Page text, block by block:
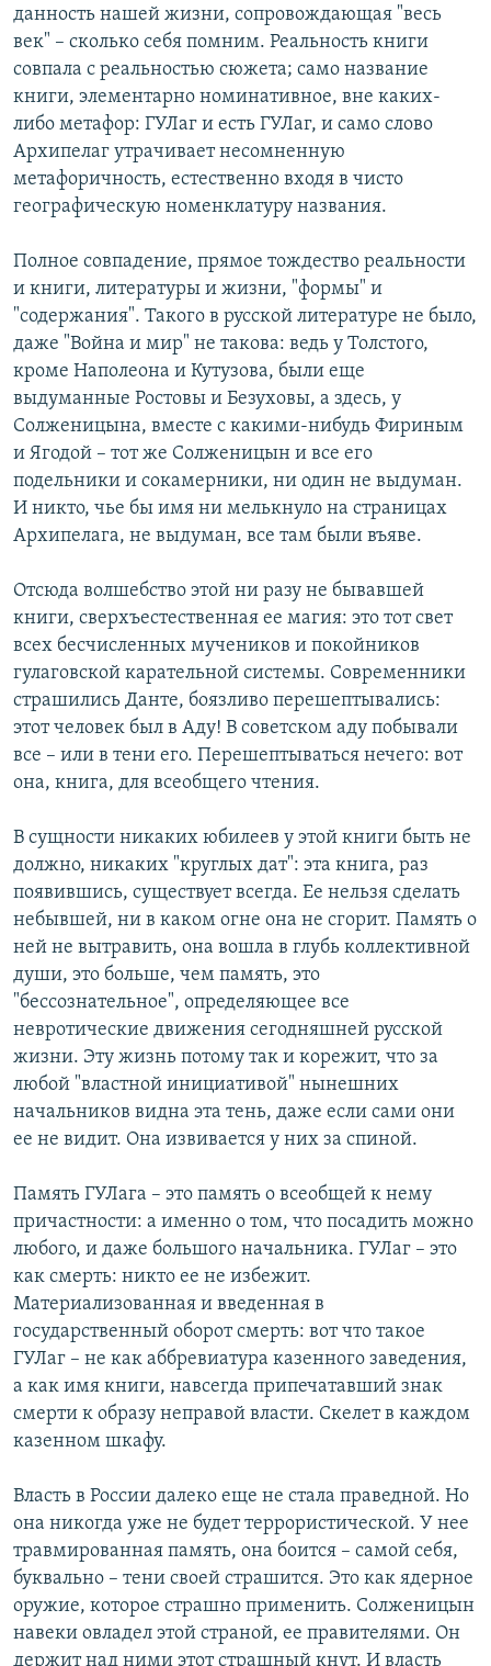
данность нашей жизни, сопровождающая "весь
век" – сколько себя помним. Реальность книги
совпала с реальностью сюжета; само название
книги, элементарно номинативное, вне каких-
либо метафор: ГУЛаг и есть ГУЛаг, и само слово
Архипелаг утрачивает несомненную
метафоричность, естественно входя в чисто
географическую номенклатуру названия.
Полное совпадение, прямое тождество реальности
и книги, литературы и жизни, "формы" и
"содержания". Такого в русской литературе не было,
даже "Война и мир" не такова: ведь у Толстого,
кроме Наполеона и Кутузова, были еще
выдуманные Ростовы и Безуховы, а здесь, у
Солженицына, вместе с какими-нибудь Фириным
и Ягодой – тот же Солженицын и все его
подельники и сокамерники, ни один не выдуман.
И никто, чье бы имя ни мелькнуло на страницах
Архипелага, не выдуман, все там были въяве.
Отсюда волшебство этой ни разу не бывавшей
книги, сверхъестественная ее магия: это тот свет
всех бесчисленных мучеников и покойников
гулаговской карательной системы. Современники
страшились Данте, боязливо перешептывались:
этот человек был в Аду! В советском аду побывали
все – или в тени его. Перешептываться нечего: вот
она, книга, для всеобщего чтения.
В сущности никаких юбилеев у этой книги быть не
должно, никаких "круглых дат": эта книга, раз
появившись, существует всегда. Ее нельзя сделать
небывшей, ни в каком огне она не сгорит. Память о
ней не вытравить, она вошла в глубь коллективной
души, это больше, чем память, это
"бессознательное", определяющее все
невротические движения сегодняшней русской
жизни. Эту жизнь потому так и корежит, что за
любой "властной инициативой" нынешних
начальников видна эта тень, даже если сами они
ее не видит. Она извивается у них за спиной.
Память ГУЛага – это память о всеобщей к нему
причастности: а именно о том, что посадить можно
любого, и даже большого начальника. ГУЛаг – это
как смерть: никто ее не избежит.
Материализованная и введенная в
государственный оборот смерть: вот что такое
ГУЛаг – не как аббревиатура казенного заведения,
а как имя книги, навсегда припечатавший знак
смерти к образу неправой власти. Скелет в каждом
казенном шкафу.
Власть в России далеко еще не стала праведной. Но
она никогда уже не будет террористической. У нее
травмированная память, она боится – самой себя,
буквально – тени своей страшится. Это как ядерное
оружие, которое страшно применить. Солженицын
навеки овладел этой страной, ее правителями. Он
держит над ними этот страшный кнут. И власть